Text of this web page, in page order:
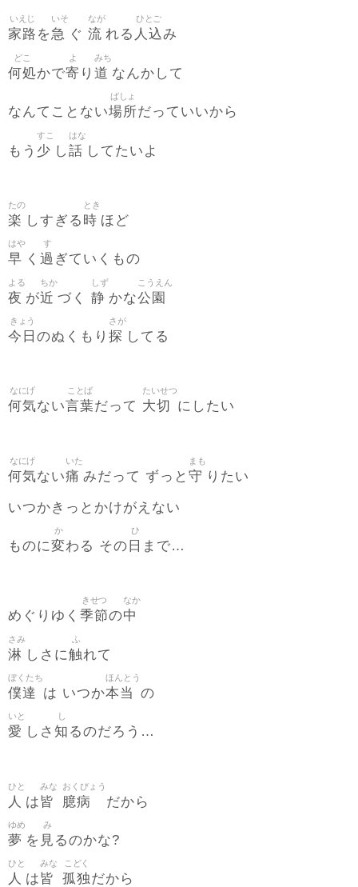
家路
いえじ
を急
いそ
ぐ 流
なが
れる 人込
ひとご
み
何処
どこ
かで寄
よ
り 道
みち
なんかして
なんてことない場所
ばしょ
だっていいから
もう 少
すこ
し話
はな
してたいよ
楽
たの
しすぎる 時
とき
ほど
早
はや
く 過
す
ぎていくもの
夜
よる
が近
ちか
づく 静
しず
かな公園
こうえん
今日
きょう
のぬくもり 探
さが
してる
何気
なにげ
ない言葉
ことば
だって 大切
たいせつ
にしたい
何気
なにげ
ない痛
いた
みだって ずっと 守
まも
りたい
いつかきっとかけがえない
ものに変
か
わる その 日
ひ
まで…
めぐりゆく 季節
きせつ
の中
なか
淋
さみ
しさに触
ふ
れて
僕達
ぼくたち
は いつか本当
ほんとう
の
愛
いと
しさ 知
し
るのだろう…
人
ひと
は皆
みな
臆病
おくびょう
だから
夢
ゆめ
を 見
み
るのかな?
人
ひと
は皆
みな
孤独
こどく
だから